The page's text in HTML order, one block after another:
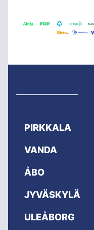
PIRKKALA
VANDA
ÅBO
JYVÄSKYLÄ
ULEÅBORG